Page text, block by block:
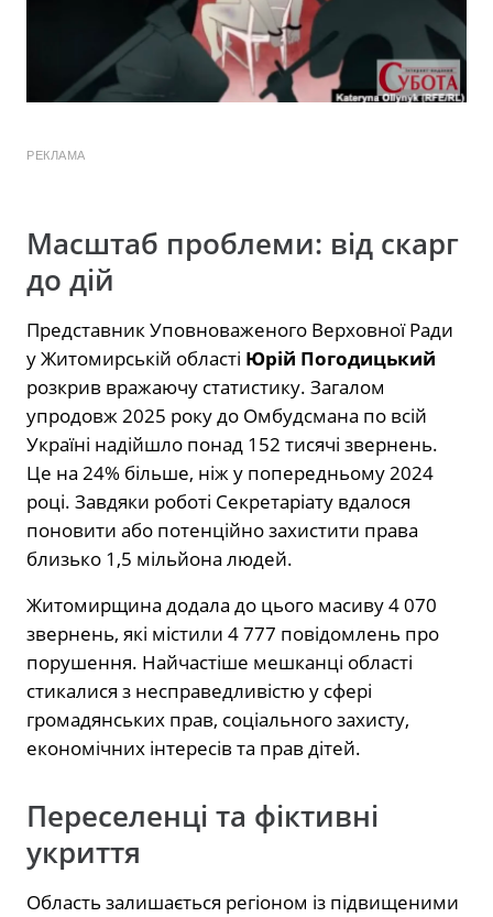
РЕКЛАМА
Масштаб проблеми: від скарг
до дій
Представник Уповноваженого Верховної Ради
у Житомирській області Юрій Погодицький
розкрив вражаючу статистику. Загалом
упродовж 2025 року до Омбудсмана по всій
Україні надійшло понад 152 тисячі звернень.
Це на 24% більше, ніж у попередньому 2024
році. Завдяки роботі Секретаріату вдалося
поновити або потенційно захистити права
близько 1,5 мільйона людей.
Житомирщина додала до цього масиву 4 070
звернень, які містили 4 777 повідомлень про
порушення. Найчастіше мешканці області
стикалися з несправедливістю у сфері
громадянських прав, соціального захисту,
економічних інтересів та прав дітей.
Переселенці та фіктивні
укриття
Область залишається регіоном із підвищеними